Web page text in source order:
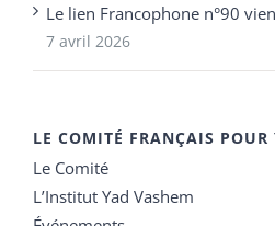
Le lien Francophone n°90
7 avril 2026
LE COMITÉ FRANÇAIS POUR
Le Comité
L’Institut Yad Vashem